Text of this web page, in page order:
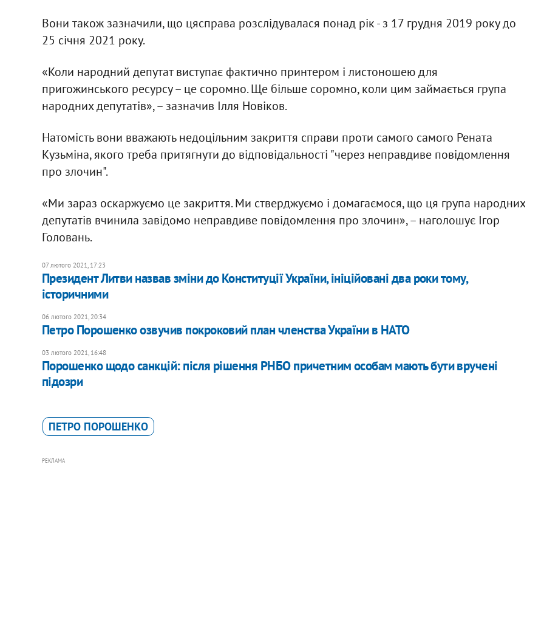
Вони також зазначили, що цясправа розслідувалася понад рік - з 17 грудня 2019 року до
25 січня 2021 року.
«Коли народний депутат виступає фактично принтером і листоношею для
пригожинського ресурсу – це соромно. Ще більше соромно, коли цим займається група
народних депутатів», – зазначив Ілля Новіков.
Натомість вони вважають недоцільним закриття справи проти самого самого Рената
Кузьміна, якого треба притягнути до відповідальності "через неправдиве повідомлення
про злочин".
«Ми зараз оскаржуємо це закриття. Ми стверджуємо і домагаємося, що ця група народних
депутатів вчинила завідомо неправдиве повідомлення про злочин», – наголошує Ігор
Головань.
07 лютого 2021, 17:23
Президент Литви назвав зміни до Конституції України, ініційовані два роки тому,
історичними
06 лютого 2021, 20:34
Петро Порошенко озвучив покроковий план членства України в НАТО
03 лютого 2021, 16:48
Порошенко щодо санкцій: після рішення РНБО причетним особам мають бути вручені
підозри
ПЕТРО ПОРОШЕНКО
РЕКЛАМА